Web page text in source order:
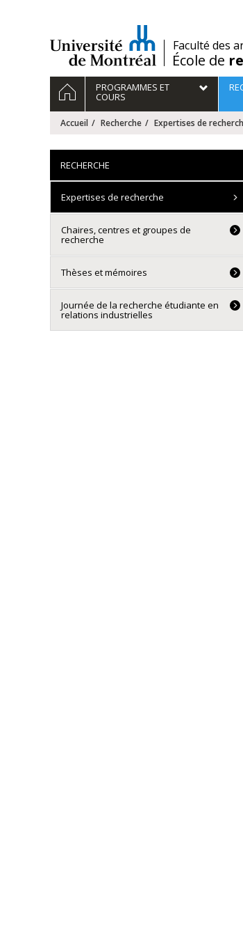
/Faculté des
École de
Navigation
principale
ACCUEILPROGRAMMES ET
COURS
Accueil Recherche Expertises de
RECHERCHE
Expertises de recherche
Chaires, centres et groupes de
recherche
Thèses et mémoires
Journée de la recherche étudiante en
relations industrielles